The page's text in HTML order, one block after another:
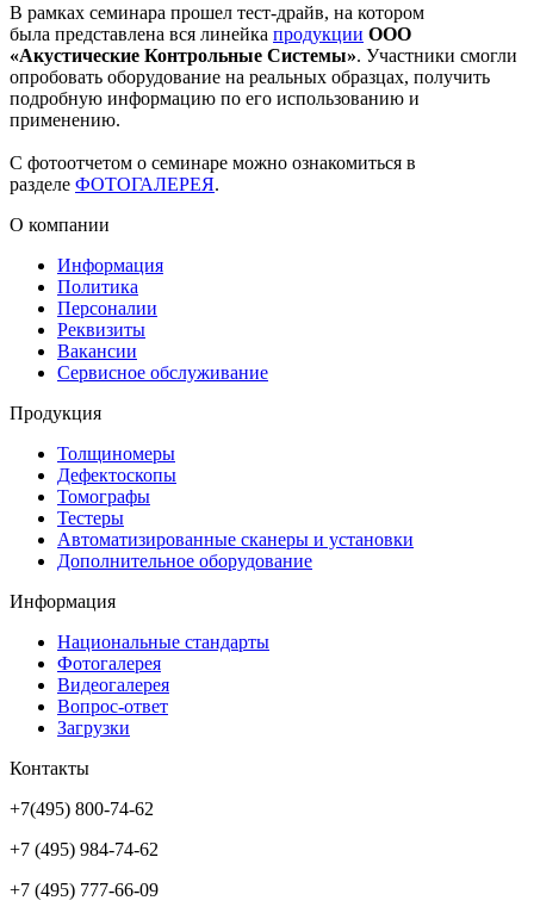
В рамках семинара прошел тест-драйв, на котором
была представлена вся линейка продукции ООО
«Акустические Контрольные Системы». Участники смогли
опробовать оборудование на реальных образцах, получить
подробную информацию по его использованию и
применению.
С фотоотчетом о семинаре можно ознакомиться в
разделе ФОТОГАЛЕРЕЯ.
О компании
Информация
Политика
Персоналии
Реквизиты
Вакансии
Сервисное обслуживание
Продукция
Толщиномеры
Дефектоскопы
Томографы
Тестеры
Автоматизированные сканеры и установки
Дополнительное оборудование
Информация
Национальные стандарты
Фотогалерея
Видеогалерея
Вопрос-ответ
Загрузки
Контакты
+7(495) 800-74-62
+7 (495) 984-74-62
+7 (495) 777-66-09